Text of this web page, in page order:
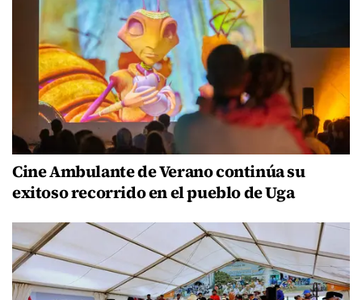
Cine Ambulante de Verano continúa su
exitoso recorrido en el pueblo de Uga